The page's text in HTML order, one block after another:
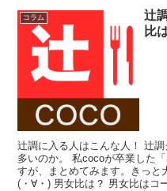
コラム
辻
比
辻調に入る人はこんな人！ 辻
多いのか。 私cocoが卒業した
すが、まとめてみます。きっと
(・∀・) 男女比は？ 男女比はコ